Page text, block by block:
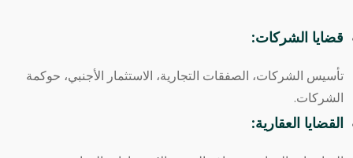
قضايا الشركات:
تأسيس الشركات، الصفقات التجارية، الاستثمار الأجنبي، حوكمة
الشركات.
القضايا العقارية: